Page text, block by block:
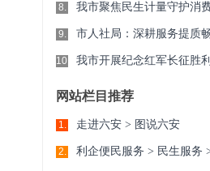
8. 我市聚焦民生计量守护消
9. 市人社局：深耕服务提质
10.
网站栏目推荐
1. 走进六安 > 图说六安
2.